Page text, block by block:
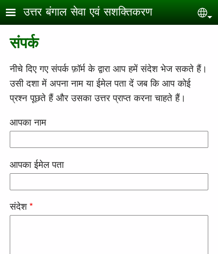
Skip to main content
उत्तर बंगाल सेवा एवं सशक्तिकरण
संपर्क
नीचे दिए गए संपर्क फ़ॉर्म के द्वारा आप हमें संदेश भेज सकते हैं।
उसी दशा में अपना नाम या ईमेल पता दें जब कि आप कोई
प्रश्न पूछते हैं और उसका उत्तर प्राप्त करना चाहते हैं।
आपका नाम
आपका ईमेल पता
संदेश